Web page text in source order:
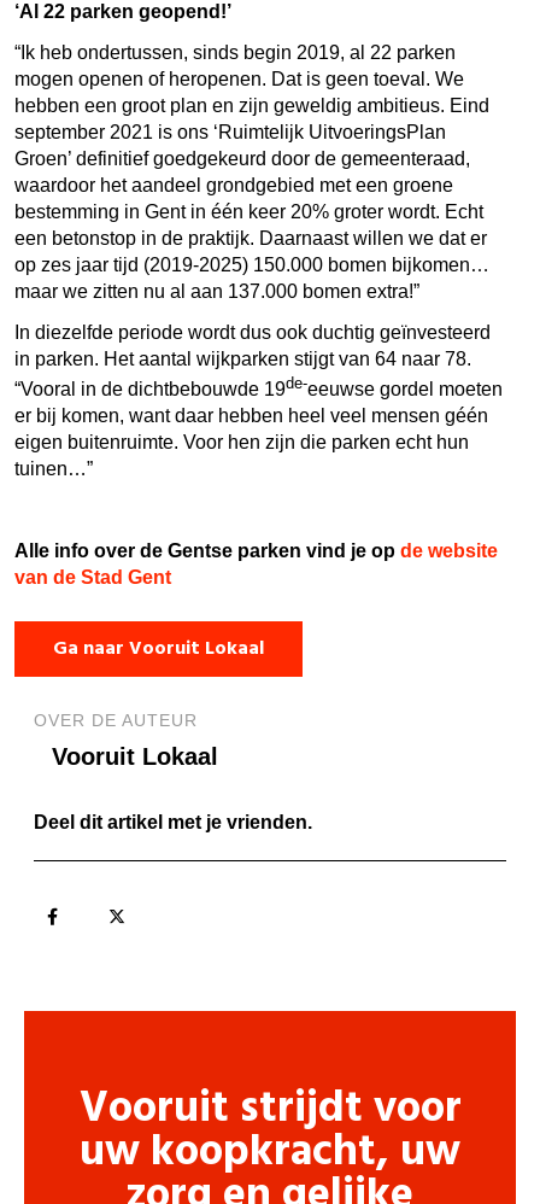
‘Al 22 parken geopend!’
“Ik heb ondertussen, sinds begin 2019, al 22 parken
mogen openen of heropenen. Dat is geen toeval. We
hebben een groot plan en zijn geweldig ambitieus. Eind
september 2021 is ons ‘Ruimtelijk UitvoeringsPlan
Groen’ definitief goedgekeurd door de gemeenteraad,
waardoor het aandeel grondgebied met een groene
bestemming in Gent in één keer 20% groter wordt. Echt
een betonstop in de praktijk. Daarnaast willen we dat er
op zes jaar tijd (2019-2025) 150.000 bomen bijkomen…
maar we zitten nu al aan 137.000 bomen extra!”
In diezelfde periode wordt dus ook duchtig geïnvesteerd
in parken. Het aantal wijkparken stijgt van 64 naar 78.
“Vooral in de dichtbebouwde 19de-eeuwse gordel moeten
er bij komen, want daar hebben heel veel mensen géén
eigen buitenruimte. Voor hen zijn die parken echt hun
tuinen…”
Alle info over de Gentse parken vind je op de website
van de Stad Gent
Ga naar Vooruit Lokaal
OVER DE AUTEUR
Vooruit Lokaal
Deel dit artikel met je vrienden.
Vooruit strijdt voor
uw koopkracht, uw